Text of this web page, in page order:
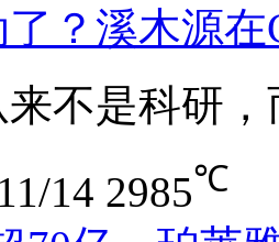
？溪木源
不是科研
14 2985℃